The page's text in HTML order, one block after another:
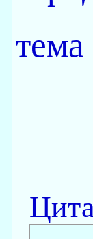
тема